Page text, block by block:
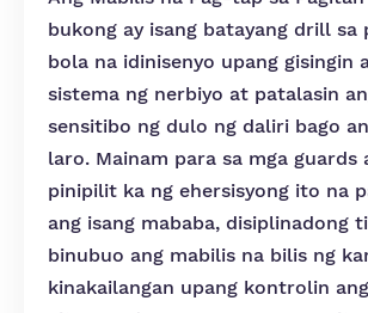
bukong ay isang batayang drill sa
bola na idinisenyo upang gisingin
sistema ng nerbiyo at patalasin
sensitibo ng dulo ng daliri bago
laro. Mainam para sa mga
pinipilit ka ng ehersisyong ito na
ang isang mababa, disiplinadong
binubuo ang mabilis na bilis ng
kinakailangan upang kontrolin